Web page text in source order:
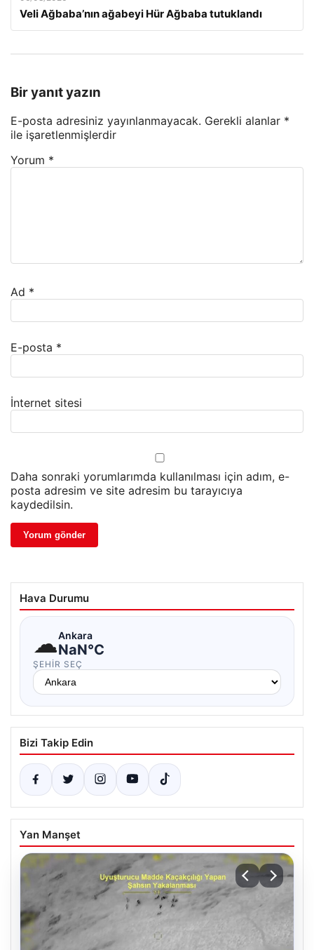
Veli Ağbaba’nın ağabeyi Hür Ağbaba tutuklandı
Bir yanıt yazın
E-posta adresiniz yayınlanmayacak. Gerekli alanlar *
ile işaretlenmişlerdir
Yorum *
Ad *
E-posta *
İnternet sitesi
Daha sonraki yorumlarımda kullanılması için adım, e-
posta adresim ve site adresim bu tarayıcıya
kaydedilsin.
Hava Durumu
☁Ankara
NaN°C
ŞEHIR SEÇ
Bizi Takip Edin
Yan Manşet